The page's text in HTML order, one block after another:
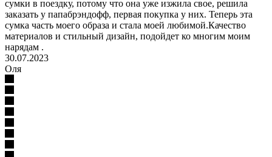
сумки в поездку, потому что она уже изжила свое, решила
заказать у папабрэндофф, первая покупка у них. Теперь эта
сумка часть моего образа и стала моей любимой.Качество
материалов и стильный дизайн, подойдет ко многим моим
нарядам .
30.07.2023
Оля